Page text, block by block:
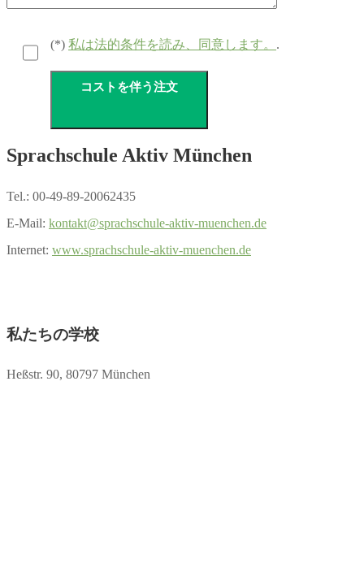
(*) 私は法的条件を読み、同意します。 .
Sprachschule Aktiv München
Tel.: 00-49-89-20062435
E-Mail: kontakt@sprachschule-aktiv-muenchen.de
Internet: www.sprachschule-aktiv-muenchen.de
私たちの学校
Heßstr. 90, 80797 München